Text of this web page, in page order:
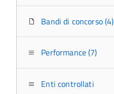
Bandi di concorso (4)
Performance (7)
Enti controllati